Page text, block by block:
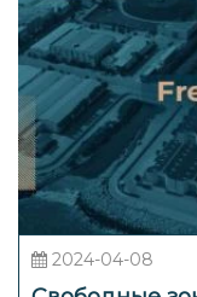
2024-04-08